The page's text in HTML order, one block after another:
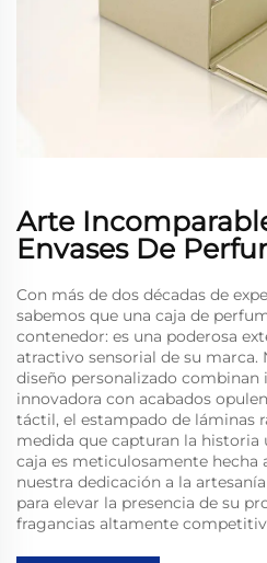
Arte
Envases De
Con más de dos décadas de
sabemos que una caja de
contenedor: es una poderosa
atractivo sensorial de su marca.
diseño personalizado
innovadora con acabados
táctil, el estampado de láminas
medida que capturan la historia
caja es meticulosamente hecha
nuestra dedicación a la
para elevar la presencia de su
fragancias altamente